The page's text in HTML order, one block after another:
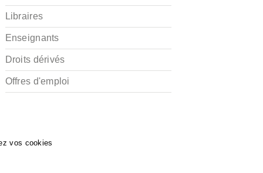
Libraires
Enseignants
Droits dérivés
Offres d'emploi
vos cookies